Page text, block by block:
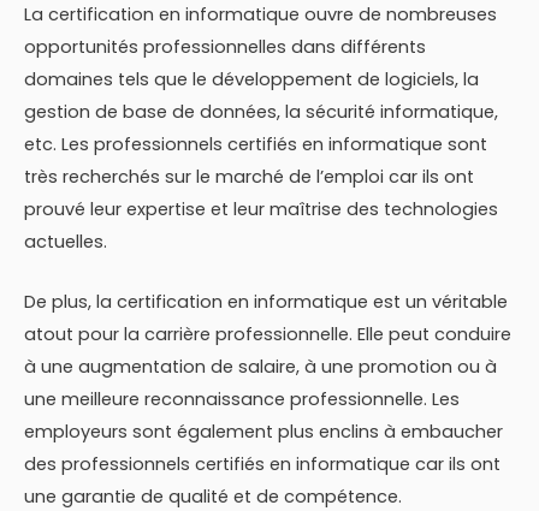
La certification en informatique ouvre de nombreuses
opportunités professionnelles dans différents
domaines tels que le développement de logiciels, la
gestion de base de données, la sécurité informatique,
etc. Les professionnels certifiés en informatique sont
très recherchés sur le marché de l’emploi car ils ont
prouvé leur expertise et leur maîtrise des technologies
actuelles.
De plus, la certification en informatique est un véritable
atout pour la carrière professionnelle. Elle peut conduire
à une augmentation de salaire, à une promotion ou à
une meilleure reconnaissance professionnelle. Les
employeurs sont également plus enclins à embaucher
des professionnels certifiés en informatique car ils ont
une garantie de qualité et de compétence.